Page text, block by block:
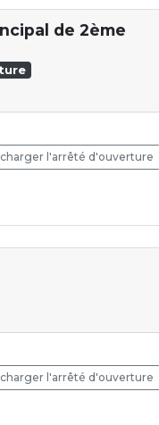
de 2ème
l'arrêté d'ouverture
l'arrêté d'ouverture